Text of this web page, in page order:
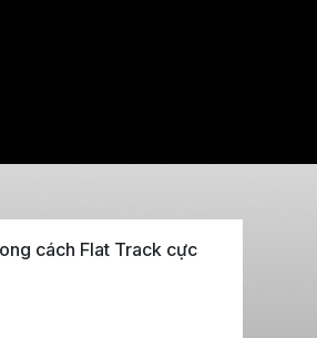
cách Flat Track cực